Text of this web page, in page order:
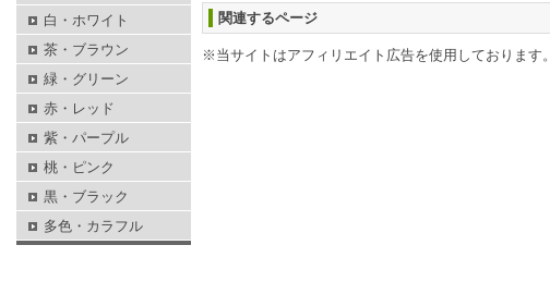
関連するページ
※当サイトはアフィリエイト広告を使用しております。
白・ホワイト
茶・ブラウン
緑・グリーン
赤・レッド
紫・パープル
桃・ピンク
黒・ブラック
多色・カラフル